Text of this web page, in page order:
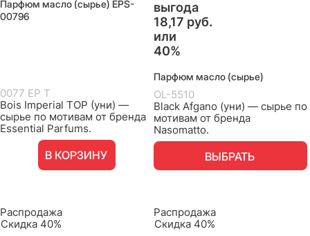
Парфюм масло (сырье) EPS-
00796
0077 EP T
Bois Imperial TOP (уни) —
сырье по мотивам от бренда
Essential Parfums.
В КОРЗИНУ
выгода
18,17 руб.
или
40%
Парфюм масло (сырье)
OL-5510
Black Afgano (уни) — сырье по
мотивам от бренда
Nasomatto.
ВЫБРАТЬ
Распродажа
Скидка 40%
Распродажа
Скидка 40%